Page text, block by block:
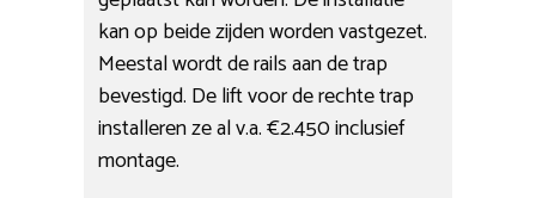
kan op beide zijden worden vastgezet.
Meestal wordt de rails aan de trap
bevestigd. De lift voor de rechte trap
installeren ze al v.a. €2.450 inclusief
montage.